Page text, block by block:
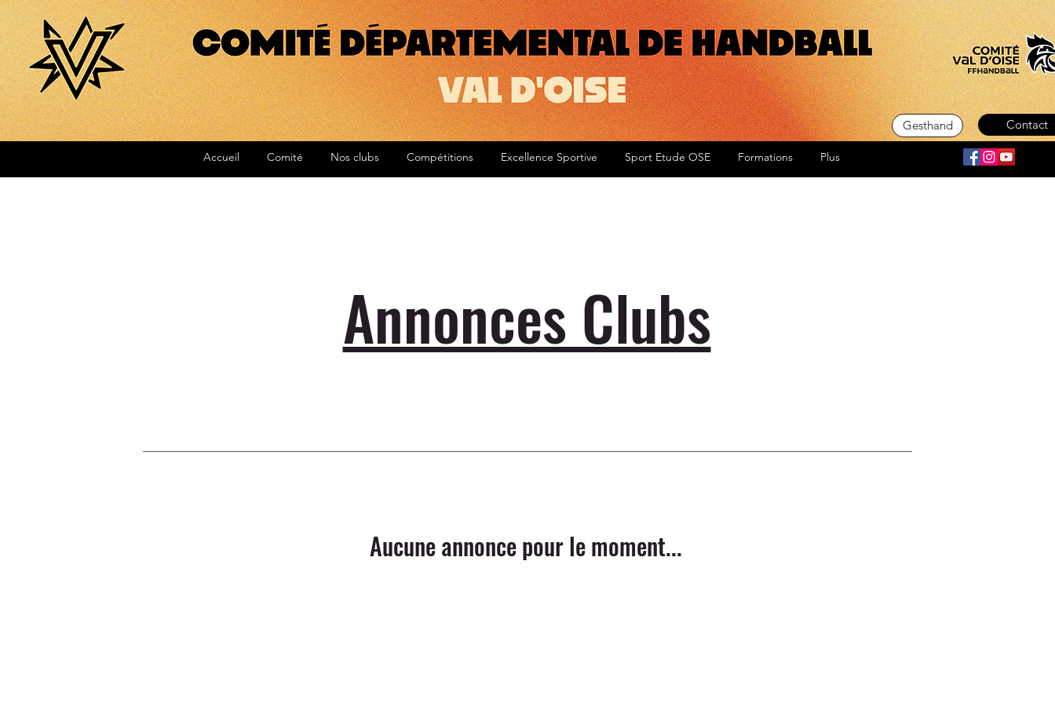
Contact
Gesthand
Accueil Comité Nos clubs Compétitions Excellence Sportive Sport Etude OSE Formations Plus
Annonces Clubs
Aucune annonce pour le moment...